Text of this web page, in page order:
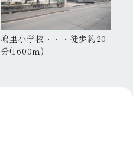
加古川市役所・・・徒歩約9
分(650～700ｍ)
鳩里小学校・・・徒歩約20
分(1600ｍ)